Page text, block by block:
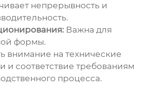
непрерывность и
Важна для
формы.
внимание на технические
и соответствие требованиям
процесса.